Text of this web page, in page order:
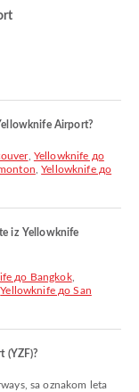
Airport?
, Yellowknife до
,Yellowknife до
iz Yellowknife
до Bangkok,
,Yellowknife до San
(YZF)?